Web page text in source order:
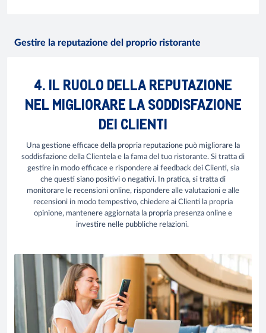
Gestire la reputazione del proprio ristorante
4. IL RUOLO DELLA REPUTAZIONE
NEL MIGLIORARE LA SODDISFAZIONE
DEI CLIENTI
Una gestione efficace della propria reputazione può migliorare la
soddisfazione della Clientela e la fama del tuo ristorante. Si tratta di
gestire in modo efficace e rispondere ai feedback dei Clienti, sia
che questi siano positivi o negativi. In pratica, si tratta di
monitorare le recensioni online, rispondere alle valutazioni e alle
recensioni in modo tempestivo, chiedere ai Clienti la propria
opinione, mantenere aggiornata la propria presenza online e
investire nelle pubbliche relazioni.